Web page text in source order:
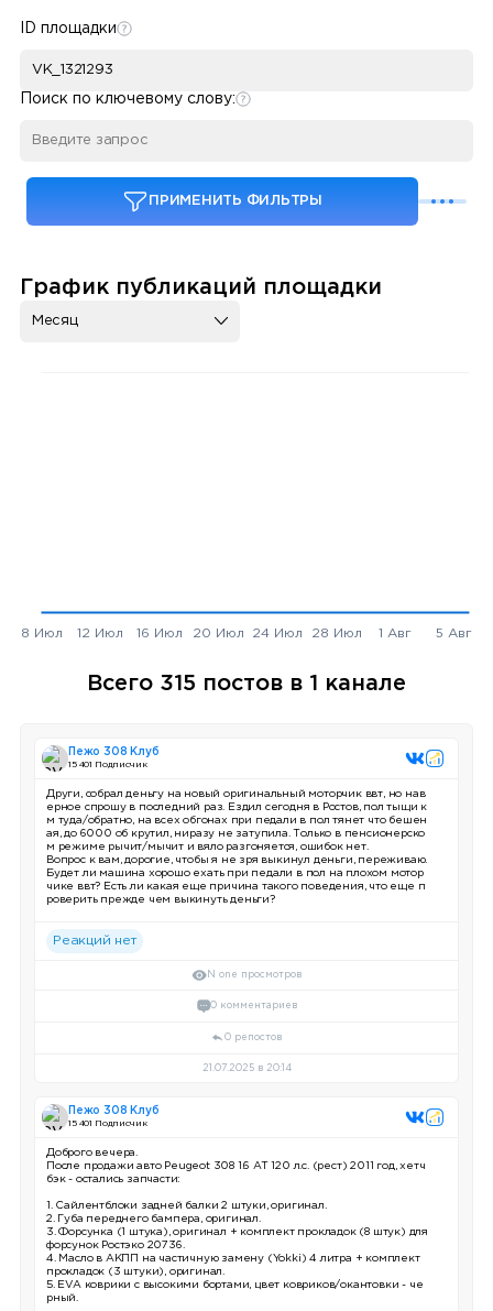
ID площадки
Поиск по ключевому слову:
ПРИМЕНИТЬ ФИЛЬТРЫ
График публикаций площадки
Месяц
Всего 315 постов в 1 канале
Пежо 308 Клуб
15 401 Подписчик
Други, собрал деньгу на новый оригинальный моторчик ввт, но нав
ерное спрошу в последний раз. Ездил сегодня в Ростов, пол тыщи к
м туда/обратно, на всех обгонах при педали в пол тянет что бешен
ая, до 6000 об крутил, ниразу не затупила. Только в пенсионерско
м режиме рычит/мычит и вяло разгоняется, ошибок нет.
Вопрос к вам, дорогие, чтобы я не зря выкинул деньги, переживаю.
Будет ли машина хорошо ехать при педали в пол на плохом мотор
чике ввт? Есть ли какая еще причина такого поведения, что еще п
роверить прежде чем выкинуть деньги?
Реакций нет
N one просмотров
0 комментариев
0 репостов
21.07.2025 в 20:14
Пежо 308 Клуб
15 401 Подписчик
Доброго вечера.
После продажи авто Peugeot 308 1.6 AT 120 л.с. (рест) 2011 год, хетч
бэк - остались запчасти:
1. Сайлентблоки задней балки 2 штуки, оригинал.
2. Губа переднего бампера, оригинал.
3. Форсунка (1 штука), оригинал + комплект прокладок (8 штук) для
форсунок Ростэко 20736.
4. Масло в АКПП на частичную замену (Yokki) 4 литра + комплект
прокладок (3 штуки), оригинал.
5. EVA коврики с высокими бортами, цвет ковриков/окантовки - че
рный.